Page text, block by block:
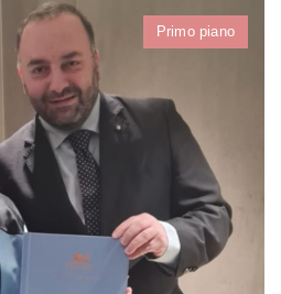
Primo piano